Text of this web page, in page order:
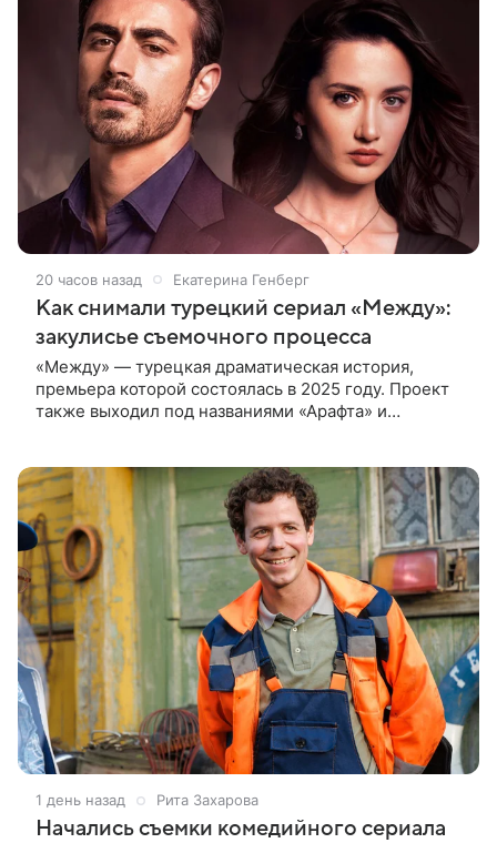
20 часов назад Екатерина Генберг
Как снимали турецкий сериал «Между»:
закулисье съемочного процесса
«Между» — турецкая драматическая история,
премьера которой состоялась в 2025 году. Проект
также выходил под названиями «Арафта» и
1 день назад Рита Захарова
Начались съемки комедийного сериала